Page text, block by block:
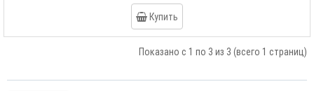
Купить
Показано с 1 по 3 из 3 (всего 1 страниц)